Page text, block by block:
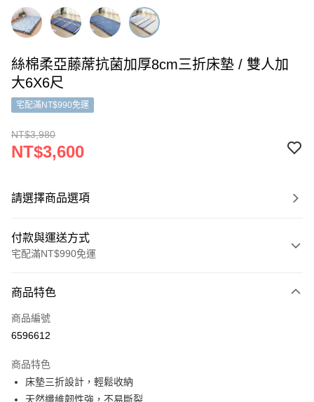
絲棉柔亞藤蓆抗菌加厚8cm三折床墊 / 雙人加
大6X6尺
宅配滿NT$990免運
NT$3,980
NT$3,600
請選擇商品選項
付款與運送方式
宅配滿NT$990免運
信用卡一次付款
信用卡分期付款
合作金庫商業銀行
華南商業銀行
LINE Pay
商品特色
商品編號
6596612
商品特色
床墊三折設計，輕鬆收納
天然纖維韌性強，不易斷裂